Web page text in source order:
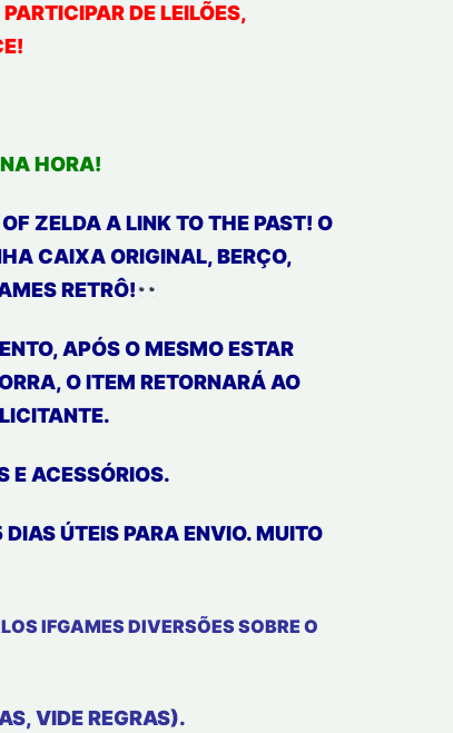
DE LEILÕES,
HORA!
ZELDA A LINK TO THE PAST! O
CAIXA ORIGINAL, BERÇO,
RETRÔ!
APÓS O MESMO ESTAR
O ITEM RETORNARÁ AO
E ACESSÓRIOS.
ÚTEIS PARA ENVIO. MUITO
IFGAMES DIVERSÕES SOBRE O
VIDEREGRAS).